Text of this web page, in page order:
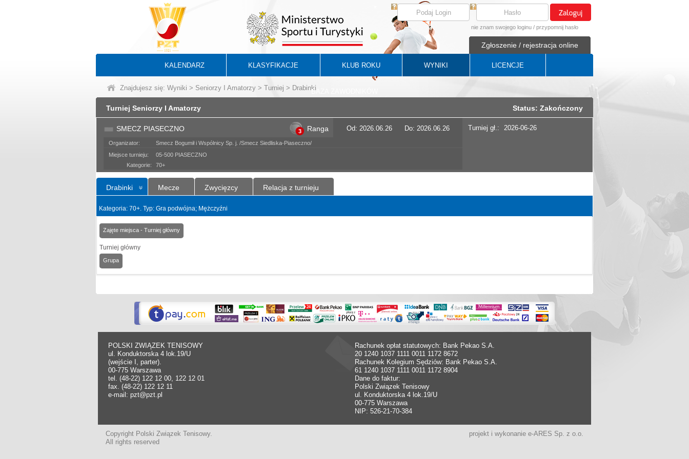
nie znam swojego loginu / przypomnij hasło
Zgłoszenie / rejestracja online
KALENDARZ KLASYFIKACJE KLUB ROKU WYNIKI LICENCJE
BAZA ZAWODNIKÓW
Znajdujesz się: Wyniki > Seniorzy I Amatorzy > Turniej > Drabinki
Turniej Seniorzy I Amatorzy Status: Zakończony
SMECZ PIASECZNO 3 Ranga Od: 2026.06.26 Do: 2026.06.26
Organizator:
Smecz Bogumił i Wspólnicy Sp. j. /Smecz Siedliska-Piaseczno/
Miejsce turnieju:
05-500 PIASECZNO
Kategorie:
70+
Turniej gł.: 2026-06-26
Drabinki Mecze Zwycięzcy Relacja z turnieju
Kategoria: 70+. Typ: Gra podwójna; Mężczyźni
Zajęte miejsca - Turniej główny
Turniej główny
Grupa
POLSKI ZWIĄZEK TENISOWY
ul. Konduktorska 4 lok.19/U
(wejście I, parter).
00-775 Warszawa
tel. (48-22) 122 12 00, 122 12 01
fax. (48-22) 122 12 11
e-mail: pzt@pzt.pl
Rachunek opłat statutowych: Bank Pekao S.A.
20 1240 1037 1111 0011 1172 8672
Rachunek Kolegium Sędziów: Bank Pekao S.A.
61 1240 1037 1111 0011 1172 8904
Dane do faktur:
Polski Związek Tenisowy
ul. Konduktorska 4 lok.19/U
00-775 Warszawa
NIP: 526-21-70-384
Copyright Polski Związek Tenisowy.
All rights reserved
projekt i wykonanie e-ARES Sp. z o.o.